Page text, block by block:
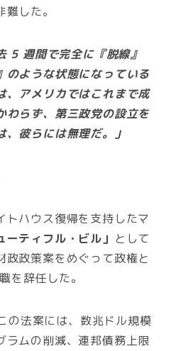
した。
5 週間で完全に『脱線』
のような状態になっている
、アメリカではこれまで成
わらず、第三政党の設立を
彼らには無理だ。」
トハウス復帰を支持したマ
ーティフル・ビル」 として
政政策案をめぐって政権と
を辞任した。
の法案には、数兆ドル規模
ラムの削減、連邦債務上限